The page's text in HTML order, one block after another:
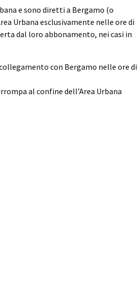
e sono diretti a Bergamo (o
Urbana esclusivamente nelle ore di
dal loro abbonamento, nei casi in
con Bergamo nelle ore di
al confine dell’Area Urbana